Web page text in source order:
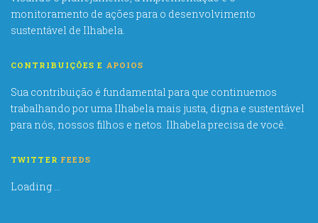
monitoramento de ações para o desenvolvimento
sustentável de Ilhabela.
CONTRIBUIÇÕES E APOIOS
Sua contribuição é fundamental para que continuemos
trabalhando por uma Ilhabela mais justa, digna e sustentável
para nós, nossos filhos e netos. Ilhabela precisa de você.
TWITTER FEEDS
Loading ...